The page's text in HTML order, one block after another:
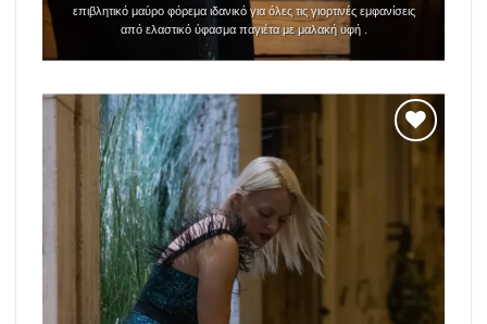
επιβλητικό μαύρο φόρεμα ιδανικό για όλες τιςγιορτινές εμφανίσεις
από ελαστικό ύφασμα παγιέτα με μαλακή υφή .